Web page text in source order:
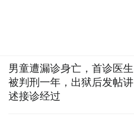
男童遭漏诊身亡，首诊医生
被判刑一年，出狱后发帖讲
述接诊经过